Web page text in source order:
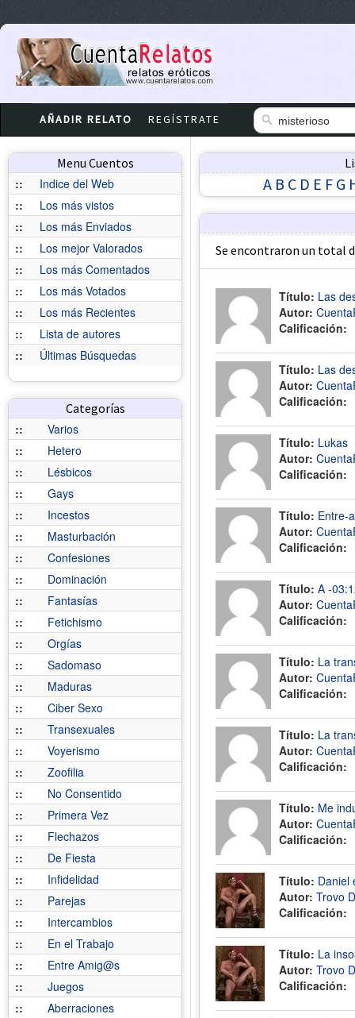
AÑADIR RELATO REGÍSTRATE
Menu Cuentos
::
Indice del Web
::
Los más vistos
::
Los más Enviados
::
Los mejor Valorados
::
Los más Comentados
::
Los más Votados
::
Los más Recientes
::
Lista de autores
::
Últimas Búsquedas
Categorías
::
Varios
::
Hetero
::
Lésbicos
::
Gays
::
Incestos
::
Masturbación
::
Confesiones
::
Dominación
::
Fantasías
::
Fetichismo
::
Orgías
::
Sadomaso
::
Maduras
::
Ciber Sexo
::
Transexuales
::
Voyerismo
::
Zoofilia
::
No Consentido
::
Primera Vez
::
Flechazos
::
De Fiesta
::
Infidelidad
::
Parejas
::
Intercambios
::
En el Trabajo
::
Entre Amig@s
::
Juegos
::
Aberraciones
A B C D E F G
Se encontraron un total
Título: Las
Autor:
Calificación:
Título: Las
Autor:
Calificación:
Título: Lukas
Autor:
Calificación:
Título: Entre-
Autor:
Calificación:
Título: A -
Autor:
Calificación:
Título: La
Autor:
Calificación:
Título: La
Autor:
Calificación:
Título: Me
Autor:
Calificación:
Título: Daniel
Autor: Trovo
Calificación:
Título: La
Autor: Trovo
Calificación: